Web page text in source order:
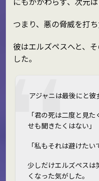
つまり、悪の脅威を打
彼はエルズペスへと、
した。
アジャニは最後にと彼
「君の死は二度と見
せも聞きたくはない」
「私もそれは避けたい
少しだけエルズペスは
くなった気がした。